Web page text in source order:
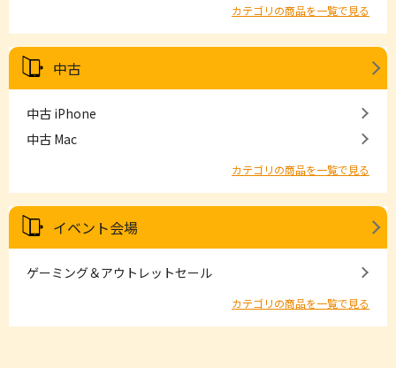
カテゴリの商品を一覧で見る
中古
中古 iPhone
中古 Mac
カテゴリの商品を一覧で見る
イベント会場
ゲーミング＆アウトレットセール
カテゴリの商品を一覧で見る